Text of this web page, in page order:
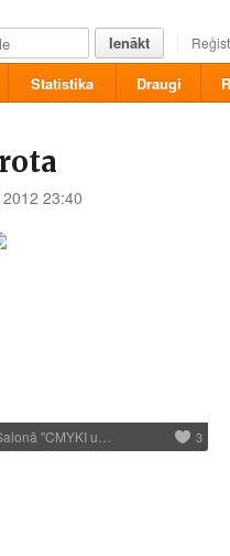
Ienākt
Statistika Draugi
23:40
"CMYKI u… 3